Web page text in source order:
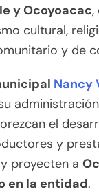
y Ocoyoacac,
cultural,
y de
Nancy
el
y
proyecten a
en la entidad.